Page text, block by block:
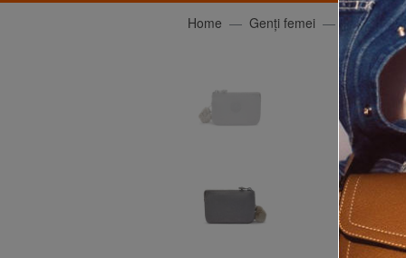
Home Genți femei KIPLING